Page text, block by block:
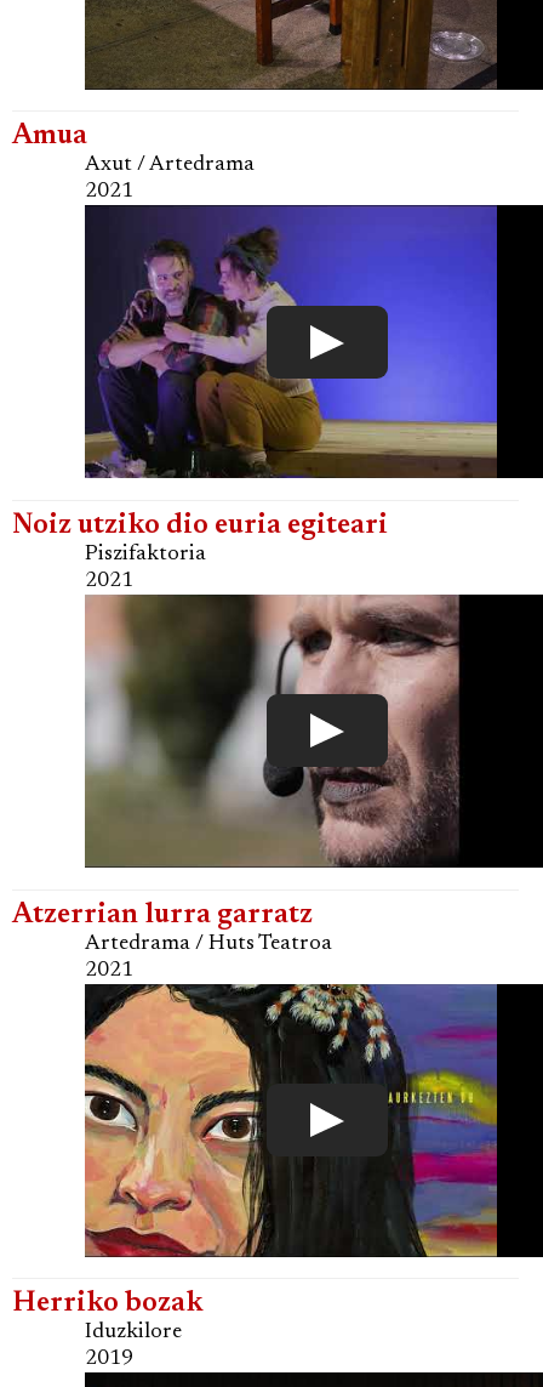
Amua
Axut / Artedrama
2021
Noiz utziko dio euria egiteari
Piszifaktoria
2021
Atzerrian lurra garratz
Artedrama / Huts Teatroa
2021
Herriko bozak
Iduzkilore
2019